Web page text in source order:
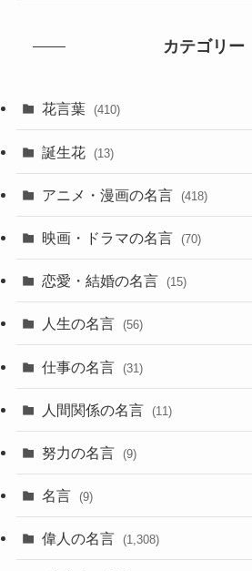
カテゴリー
花言葉 (410)
誕生花 (13)
アニメ・漫画の名言 (418)
映画・ドラマの名言 (70)
恋愛・結婚の名言 (15)
人生の名言 (56)
仕事の名言 (31)
人間関係の名言 (11)
努力の名言 (9)
名言 (9)
偉人の名言 (1,308)